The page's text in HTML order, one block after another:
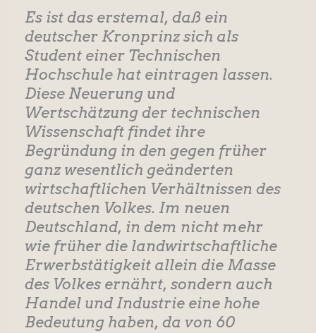
Es ist das erstemal, daß ein
deutscher Kronprinz sich als
Student einer Technischen
Hochschule hat eintragen lassen.
Diese Neuerung und
Wertschätzung der technischen
Wissenschaft findet ihre
Begründung in den gegen früher
ganz wesentlich geänderten
wirtschaftlichen Verhältnissen des
deutschen Volkes. Im neuen
Deutschland, in dem nicht mehr
wie früher die landwirtschaftliche
Erwerbstätigkeit allein die Masse
des Volkes ernährt, sondern auch
Handel und Industrie eine hohe
Bedeutung haben, da von 60